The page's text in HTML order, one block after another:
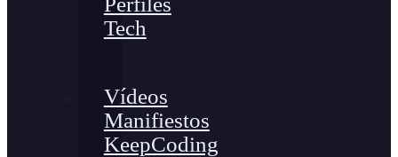
Tech
Vídeos
Manifiestos
KeepCoding